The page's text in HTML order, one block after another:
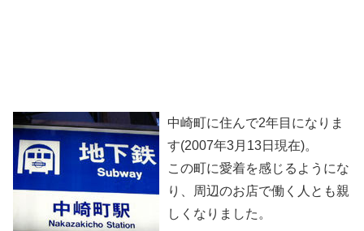
中崎町に住んで2年目になりま
す(2007年3月13日現在)。
この町に愛着を感じるようにな
り、周辺のお店で働く人とも親
しくなりました。